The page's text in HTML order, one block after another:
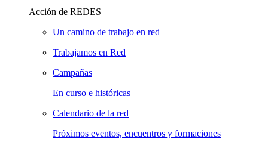
Acción de REDES
Un camino de trabajo en red
Trabajamos en Red
Campañas
En curso e históricas
Calendario de la red
Próximos eventos, encuentros y formaciones